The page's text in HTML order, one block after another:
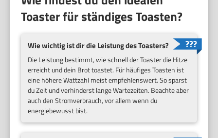
Toaster für ständiges Toasten?
Wie wichtig ist dir die Leistung des Toasters?
Die Leistung bestimmt, wie schnell der Toaster die Hitze
erreicht und dein Brot toastet. Für häufiges Toasten ist
eine höhere Wattzahl meist empfehlenswert. So sparst
du Zeit und verhinderst lange Wartezeiten. Beachte aber
auch den Stromverbrauch, vor allem wenn du
energiebewusst bist.